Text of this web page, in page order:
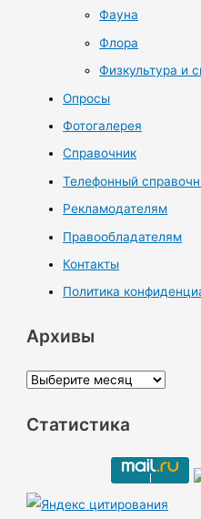
Фауна
Флора
Физкультура и
Опросы
Фотогалерея
Справочник
Телефонный
Рекламодателям
Правообладателям
Контакты
Политика
Архивы
А
х
ы
Статистика